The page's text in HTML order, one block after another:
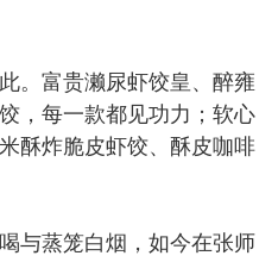
富贵濑尿虾饺皇、醉雍
，每一款都见功力；软心
酥炸脆皮虾饺、酥皮咖啡
蒸笼白烟，如今在张师